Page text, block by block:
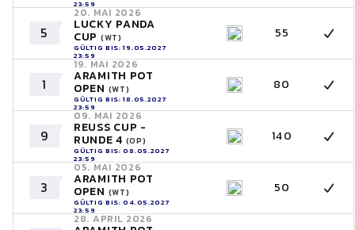
23:59
5
20. MAI 2026
LUCKY PANDA
CUP (WT)
GÜLTIG BIS: 19.05.2027
23:59
55
1
19. MAI 2026
ARAMITH POT
OPEN (WT)
GÜLTIG BIS: 18.05.2027
23:59
80
9
09. MAI 2026
REUSS CUP -
RUNDE 4 (OP)
GÜLTIG BIS: 08.05.2027
23:59
140
3
05. MAI 2026
ARAMITH POT
OPEN (WT)
GÜLTIG BIS: 04.05.2027
23:59
50
28. APRIL 2026